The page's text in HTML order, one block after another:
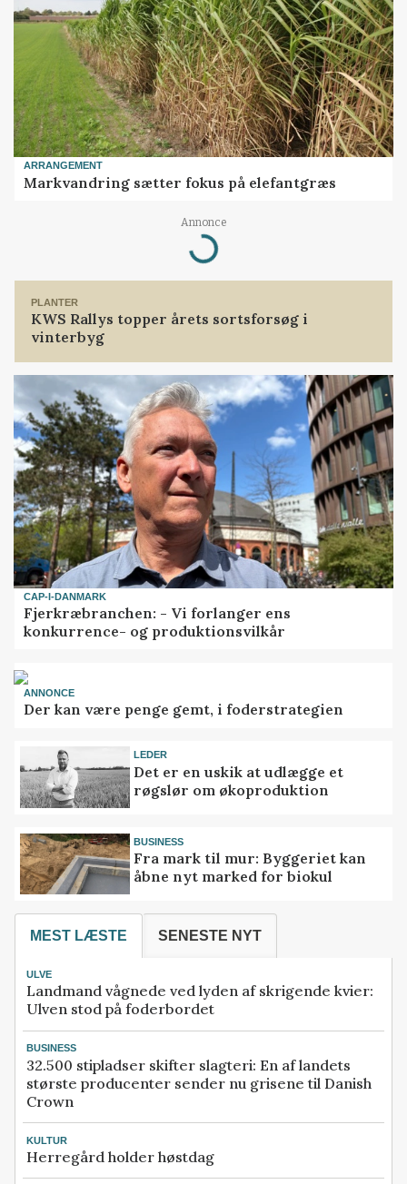
ARRANGEMENT
Markvandring sætter fokus på elefantgræs
Annonce
Loading...
PLANTER
KWS Rallys topper årets sortsforsøg i
vinterbyg
CAP-I-DANMARK
Fjerkræbranchen: - Vi forlanger ens
konkurrence- og produktionsvilkår
ANNONCE
Der kan være penge gemt, i foderstrategien
LEDER
Det er en uskik at udlægge et
røgslør om økoproduktion
BUSINESS
Fra mark til mur: Byggeriet kan
åbne nyt marked for biokul
MEST LÆSTE SENESTE NYT
ULVE
Landmand vågnede ved lyden af skrigende kvier:
Ulven stod på foderbordet
BUSINESS
32.500 stipladser skifter slagteri: En af landets
største producenter sender nu grisene til Danish
Crown
KULTUR
Herregård holder høstdag